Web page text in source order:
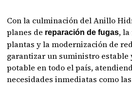
Con la culminación del Anillo
planes de reparación de fugas,
plantas y la modernización de
garantizar un suministro estable
potable en todo el país,
necesidades inmediatas como